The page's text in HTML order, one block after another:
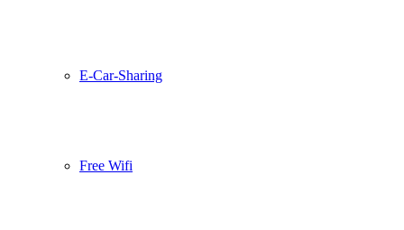
E-Car-Sharing
Free Wifi